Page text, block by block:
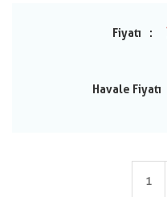
Fiyatı
Havale Fiyatı